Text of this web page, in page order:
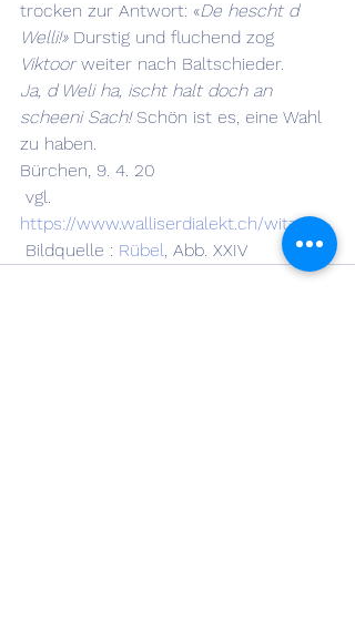
trocken zur Antwort: «De hescht d
Welli!» Durstig und fluchend zog
Viktoor weiter nach Baltschieder.
Ja, d Weli ha, ischt halt doch an
scheeni Sach! Schön ist es, eine Wahl
zu haben.
Bürchen, 9. 4. 20
vgl.
https://www.walliserdialekt.ch/witze
Bildquelle : Rübel, Abb. XXIV